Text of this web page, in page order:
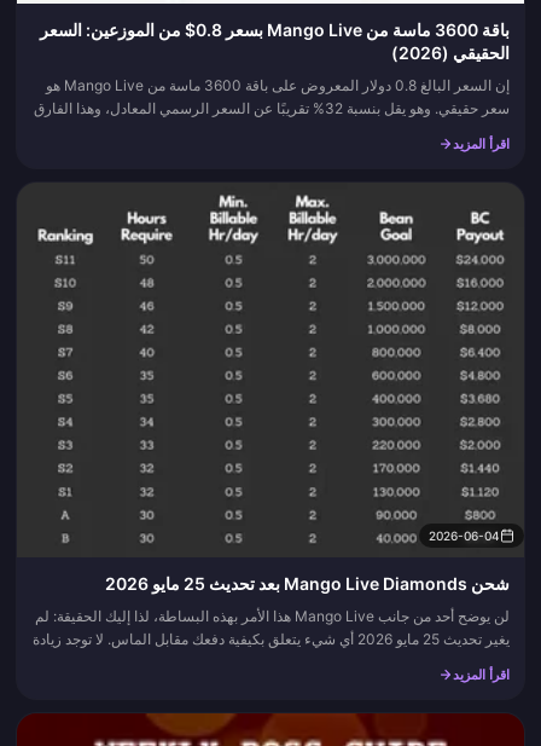
باقة 3600 ماسة من Mango Live بسعر 0.8$ من الموزعين: السعر
الحقيقي (2026)
إن السعر البالغ 0.8 دولار المعروض على باقة 3600 ماسة من Mango Live هو
سعر حقيقي. وهو يقل بنسبة 32% تقريبًا عن السعر الرسمي المعادل، وهذا الفارق
البسيط يعني أنه يجب عليك دراسة البائع قبل السعر. معظم...
اقرأ المزيد
2026-06-04
شحن Mango Live Diamonds بعد تحديث 25 مايو 2026
لن يوضح أحد من جانب Mango Live هذا الأمر بهذه البساطة، لذا إليك الحقيقة: لم
يغير تحديث 25 مايو 2026 أي شيء يتعلق بكيفية دفعك مقابل الماس. لا توجد زيادة
في الأسعار. لم يتم سحب أي حزمة بهدوء. لم يتم...
اقرأ المزيد